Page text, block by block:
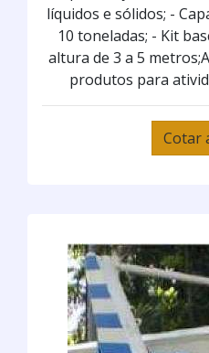
líquidos e sólidos; -
10 toneladas; - Kit
altura de 3 a 5
produtos para
Cotar